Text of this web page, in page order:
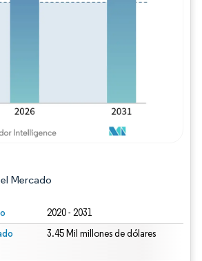
Mercado
2020 - 2031
3.45 Mil millones de dólares